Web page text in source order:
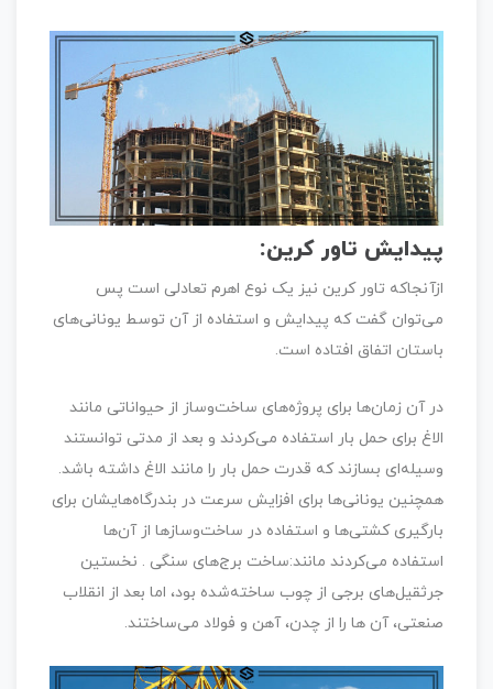
پیدایش تاور کرین:
ازآنجاکه تاور کرین نیز یک نوع اهرم تعادلی است پس
می‌توان گفت که پیدایش و استفاده از آن توسط یونانی‌های
باستان اتفاق افتاده است.
در آن زمان‌ها برای پروژه‌های ساخت‌وساز از حیواناتی مانند
الاغ برای حمل بار استفاده می‌کردند و بعد از مدتی توانستند
وسیله‌ای بسازند که قدرت حمل بار را مانند الاغ داشته باشد.
همچنین یونانی‌ها برای افزایش سرعت در بندرگاه‌هایشان برای
بارگیری کشتی‌ها و استفاده در ساخت‌وسازها از آن‌ها
استفاده می‌کردند مانند:ساخت برج‌های سنگی . نخستین
جرثقیل‌های برجی از چوب ساخته‌شده بود، اما بعد از انقلاب
صنعتی، آن ها را از چدن، آهن و فولاد می‌ساختند.